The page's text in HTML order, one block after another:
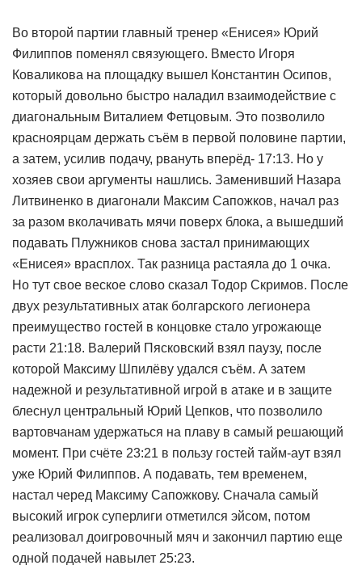
Во второй партии главный тренер «Енисея» Юрий
Филиппов поменял связующего. Вместо Игоря
Коваликова на площадку вышел Константин Осипов,
который довольно быстро наладил взаимодействие с
диагональным Виталием Фетцовым. Это позволило
красноярцам держать съём в первой половине партии,
а затем, усилив подачу, рвануть вперёд- 17:13. Но у
хозяев свои аргументы нашлись. Заменивший Назара
Литвиненко в диагонали Максим Сапожков, начал раз
за разом вколачивать мячи поверх блока, а вышедший
подавать Плужников снова застал принимающих
«Енисея» врасплох. Так разница растаяла до 1 очка.
Но тут свое веское слово сказал Тодор Скримов. После
двух результативных атак болгарского легионера
преимущество гостей в концовке стало угрожающе
расти 21:18. Валерий Пясковский взял паузу, после
которой Максиму Шпилёву удался съём. А затем
надежной и результативной игрой в атаке и в защите
блеснул центральный Юрий Цепков, что позволило
вартовчанам удержаться на плаву в самый решающий
момент. При счёте 23:21 в пользу гостей тайм-аут взял
уже Юрий Филиппов. А подавать, тем временем,
настал черед Максиму Сапожкову. Сначала самый
высокий игрок суперлиги отметился эйсом, потом
реализовал доигровочный мяч и закончил партию еще
одной подачей навылет 25:23.